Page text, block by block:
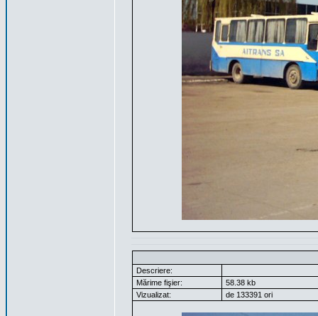
Descriere:
Mărime fişier:
58.38 kb
Vizualizat:
de 133391 ori